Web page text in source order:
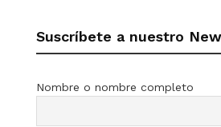
Suscríbete a nuestro
Nombre o nombre completo